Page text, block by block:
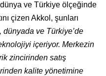
dünya ve Türkiye ölçeğinde
çizen Akkol, şunları
ve Türkiye’de
içeriyor. Merkezin
zincirinden satış
kalite yönetimine